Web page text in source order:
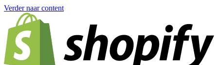
Verder naar content